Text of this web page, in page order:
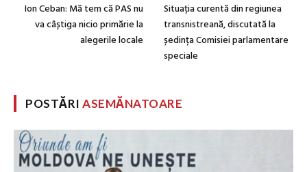
Ion Ceban: Mă tem că PAS nu
va câștiga nicio primărie la
alegerile locale
Situația curentă din regiunea
transnistreană, discutată la
ședința Comisiei parlamentare
speciale
POSTĂRIASEMĂNATOARE